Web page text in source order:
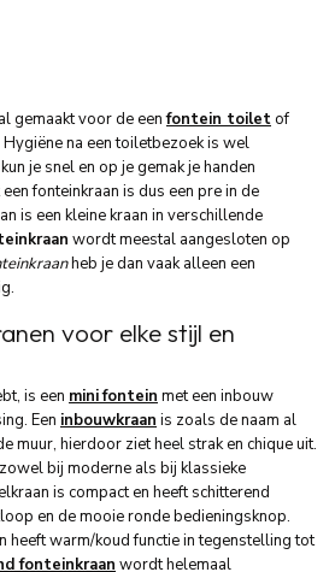
gemaakt voor de eenfontein toiletof
na een toiletbezoek is wel
je snel en op je gemak je handen
fonteinkraan is dus een pre in de
is een kleine kraan in verschillende
wordt meestal aangesloten op
heb je dan vaak alleen een
voor elke stijl en
is een minifontein met een inbouw
Een inbouwkraan is zoals de naam al
muur, hierdoor ziet heel strak en chique uit.
bij moderne als bij klassieke
is compact en heeft schitterend
en de mooie ronde bedieningsknop.
heeft warm/koud functie in tegenstelling tot
fonteinkraan wordt helemaal